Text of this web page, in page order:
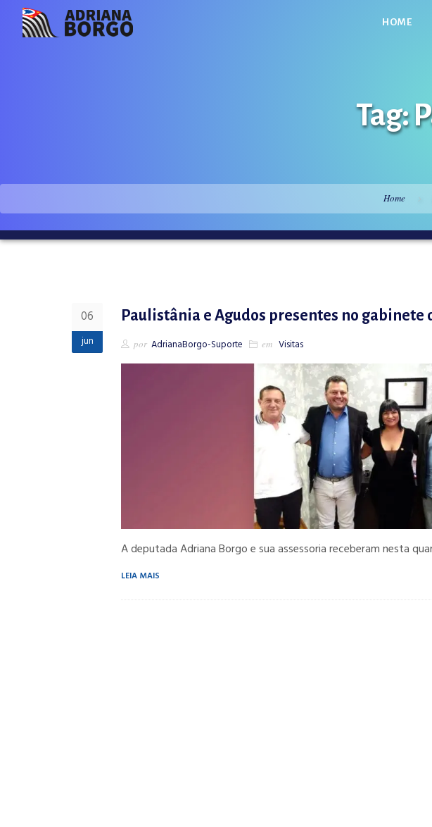
HOME
Tag:
Home
06
jun
Paulistânia e Agudos presentes no
por AdrianaBorgo-Suporte em Visitas
A deputada Adriana Borgo e sua assessoria receberam nesta
LEIA MAIS